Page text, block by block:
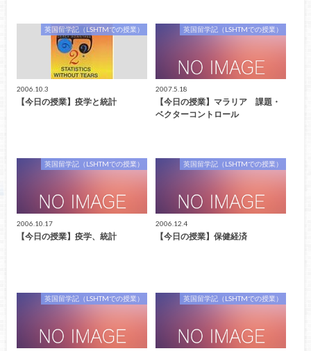
英国留学記（LSHTMでの授業）
2006.10.3
【今日の授業】疫学と統計
英国留学記（LSHTMでの授業）
2007.5.18
【今日の授業】マラリア 課題・
ベクターコントロール
英国留学記（LSHTMでの授業）
2006.10.17
【今日の授業】疫学、統計
英国留学記（LSHTMでの授業）
2006.12.4
【今日の授業】保健経済
英国留学記（LSHTMでの授業） 英国留学記（LSHTMでの授業）